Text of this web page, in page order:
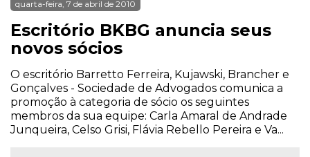
quarta-feira, 7 de abril de 2010
Escritório BKBG anuncia seus
novos sócios
O escritório Barretto Ferreira, Kujawski, Brancher e
Gonçalves - Sociedade de Advogados comunica a
promoção à categoria de sócio os seguintes
membros da sua equipe: Carla Amaral de Andrade
Junqueira, Celso Grisi, Flávia Rebello Pereira e Va...